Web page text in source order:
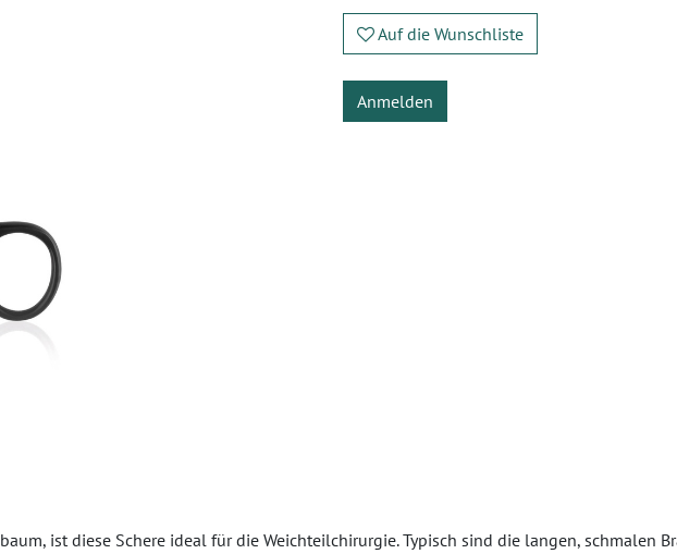
Auf die Wunschliste
Anmelden
ist diese Schere ideal für die Weichteilchirurgie. Typisch sind die langen, schmalen